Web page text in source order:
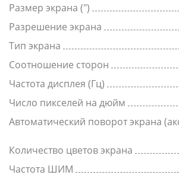
Размер экрана (")
Разрешение экрана
Тип экрана
Соотношение сторон
Частота дисплея (Гц)
Число пикселей на дюйм
Автоматический поворот экрана
Количество цветов экрана
Частота ШИМ